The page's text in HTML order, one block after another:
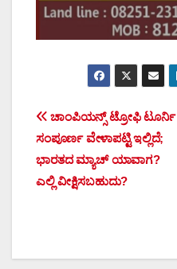
Post
navigation
ಚಾಂಪಿಯನ್ಸ್ ಟ್ರೋಫಿ ಟೂರ್ನಿ
ಸಂಪೂರ್ಣ ವೇಳಾಪಟ್ಟಿ ಇಲ್ಲಿದೆ;
ಭಾರತದ ಮ್ಯಾಚ್ ಯಾವಾಗ?
ಎಲ್ಲಿ ವೀಕ್ಷಿಸಬಹುದು?